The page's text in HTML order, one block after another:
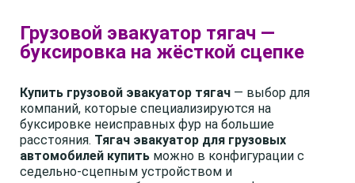
Грузовой эвакуатор тягач —
буксировка на жёсткой сцепке
Купить грузовой эвакуатор тягач — выбор для
компаний, которые специализируются на
буксировке неисправных фур на большие
расстояния. Тягач эвакуатор для грузовых
автомобилей купить можно в конфигурации с
седельно-сцепным устройством и